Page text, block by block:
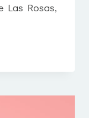
Las Rosas,